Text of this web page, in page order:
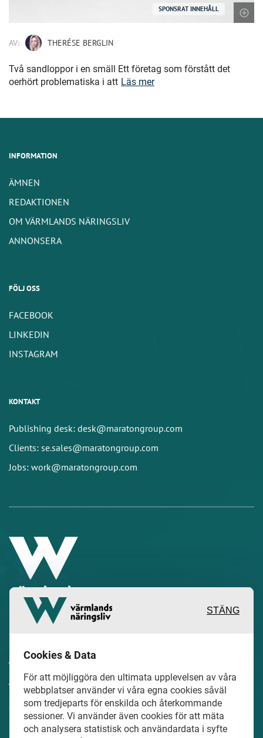
SPONSRAT INNEHÅLL
AV: THERÉSE BERGLIN
Två sandloppor i en smäll Ett företag som förstått det
oerhört problematiska i att Läs mer
INFORMATION
ÄMNEN
REDAKTIONEN
OM VÄRMLANDS NÄRINGSLIV
ANNONSERA
FÖLJ OSS
FACEBOOK
LINKEDIN
INSTAGRAM
KONTAKT
Publishing desk: desk@maratongroup.com
Clients: se.sales@maratongroup.com
Jobs: work@maratongroup.com
värdefulla berättelser och reportage
från och om det lokala näringslivet och
dess aktörer samt en hel del annan
läsvärt innehåll.
STÄNG
Cookies & Data
För att möjliggöra den ultimata upplevelsen av våra
webbplatser använder vi våra egna cookies såväl
som tredjeparts för enskilda och återkommande
sessioner. Vi använder även cookies för att mäta
och analysera statistisk och användardata i syfte